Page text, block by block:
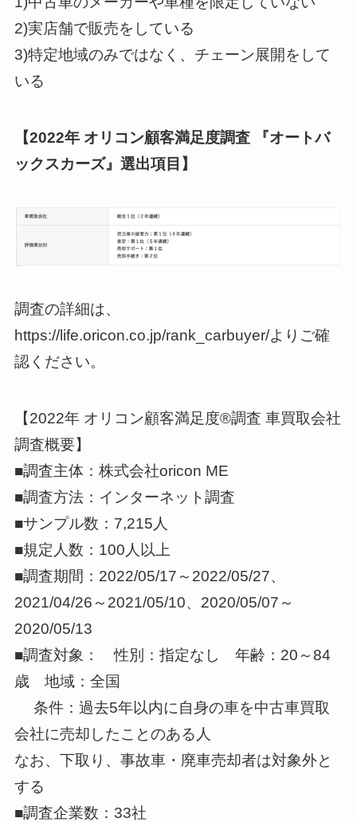
2)実店舗で販売をしている
3)特定地域のみではなく、チェーン展開をして
いる
【2022年 オリコン顧客満足度調査 『オートバ
ックスカーズ』選出項目】
調査の詳細は、
https://life.oricon.co.jp/rank_carbuyer/よりご確
認ください。
【2022年 オリコン顧客満足度®調査 車買取会社
調査概要】
■調査主体：株式会社oricon ME
■調査方法：インターネット調査
■サンプル数：7,215人
■規定人数：100人以上
■調査期間：2022/05/17～2022/05/27、
2021/04/26～2021/05/10、2020/05/07～
2020/05/13
■調査対象： 性別：指定なし 年齢：20～84
歳 地域：全国
条件：過去5年以内に自身の車を中古車買取
会社に売却したことのある人
なお、下取り、事故車・廃車売却者は対象外と
する
■調査企業数：33社